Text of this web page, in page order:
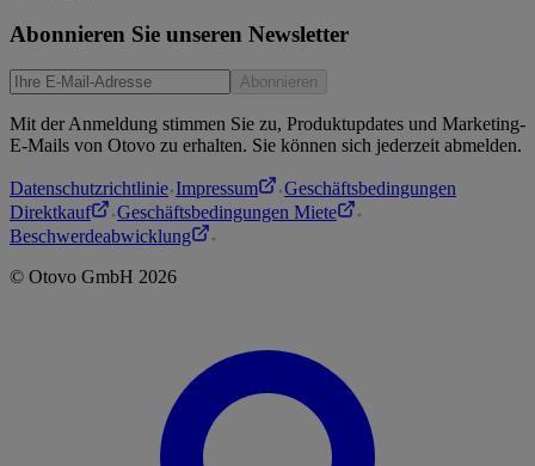
Abonnieren Sie unseren Newsletter
Abonnieren
Mit der Anmeldung stimmen Sie zu, Produktupdates und Marketing-
E-Mails von Otovo zu erhalten. Sie können sich jederzeit abmelden.
Datenschutzrichtlinie Impressum
Geschäftsbedingungen
Direktkauf
Geschäftsbedingungen Miete
Beschwerdeabwicklung
© Otovo GmbH 2026